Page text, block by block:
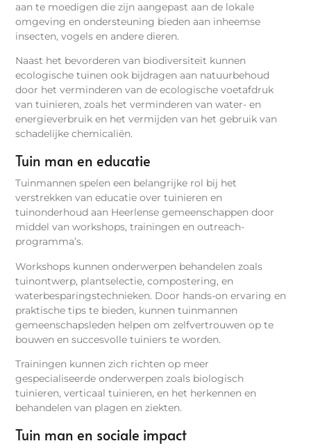
aan te moedigen die zijn aangepast aan de lokale
omgeving en ondersteuning bieden aan inheemse
insecten, vogels en andere dieren.
Naast het bevorderen van biodiversiteit kunnen
ecologische tuinen ook bijdragen aan natuurbehoud
door het verminderen van de ecologische voetafdruk
van tuinieren, zoals het verminderen van water- en
energieverbruik en het vermijden van het gebruik van
schadelijke chemicaliën.
Tuin man en educatie
Tuinmannen spelen een belangrijke rol bij het
verstrekken van educatie over tuinieren en
tuinonderhoud aan Heerlense gemeenschappen door
middel van workshops, trainingen en outreach-
programma’s.
Workshops kunnen onderwerpen behandelen zoals
tuinontwerp, plantselectie, compostering, en
waterbesparingstechnieken. Door hands-on ervaring en
praktische tips te bieden, kunnen tuinmannen
gemeenschapsleden helpen om zelfvertrouwen op te
bouwen en succesvolle tuiniers te worden.
Trainingen kunnen zich richten op meer
gespecialiseerde onderwerpen zoals biologisch
tuinieren, verticaal tuinieren, en het herkennen en
behandelen van plagen en ziekten.
Tuin man en sociale impact